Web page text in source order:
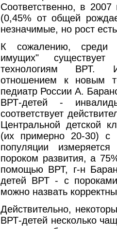
Соответственно, в
(0,45% от общей
незначимые, но рост
К сожалению, среди
имущих" существует
технологиям ВРТ.
отношением к новым
педиатр России А.
ВРТ-детей -
соответствует
Центральной детской
(их примерно 20-30) с
популяции
пороком развития, а
помощью ВРТ, г-н
детей ВРТ - с
можно назвать
Действительно,
ВРТ-детей несколько